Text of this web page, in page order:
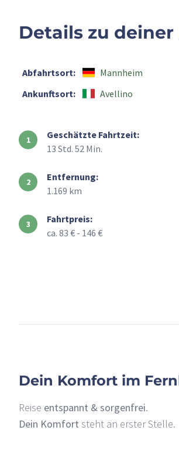
Details zu deiner
Abfahrtsort:
Mannheim
Ankunftsort:
Avellino
Geschätzte Fahrtzeit:
13 Std. 52 Min.
Entfernung:
1.169 km
Fahrtpreis:
ca. 83 € - 146 €
Dein Komfort im
Reise entspannt & sorgenfrei.
Dein Komfort steht an erster Stelle.